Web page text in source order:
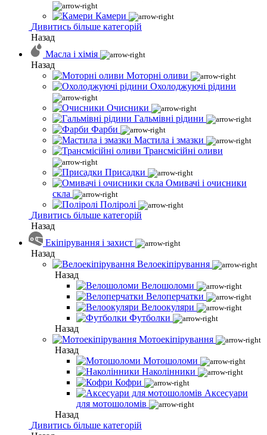
Камери
Дивитись більше категорій
Назад
Масла і хімія
Назад
Моторні оливи
Охолоджуючі рідини
Очисники
Гальмівні рідини
Фарби
Мастила і змазки
Трансмісійні оливи
Присадки
Омивачі і очисники
скла
Поліролі
Дивитись більше категорій
Назад
Екіпірування і захист
Назад
Велоекіпірування
Назад
Велошоломи
Велоперчатки
Велоокуляри
Футболки
Назад
Мотоекіпірування
Назад
Мотошоломи
Наколінники
Кофри
Аксесуари
для мотошоломів
Назад
Дивитись більше категорій